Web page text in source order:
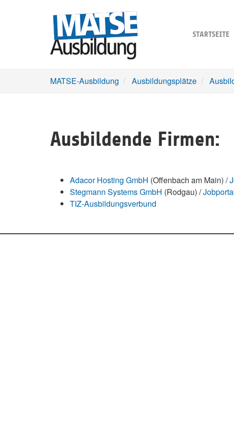
STARTSEITE
MATSE-Ausbildung Ausbildungsplätze
Ausbildende Firmen:
Adacor Hosting GmbH (Offenbach am Main) /
Stegmann Systems GmbH (Rodgau) /
TIZ-Ausbildungsverbund